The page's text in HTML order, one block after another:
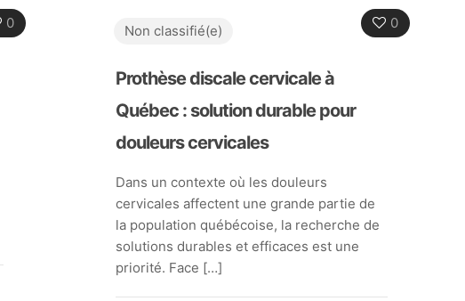
0 0
Non classifié(e)
Prothèse discale cervicale à
Québec : solution durable pour
douleurs cervicales
Dans un contexte où les douleurs
cervicales affectent une grande partie de
la population québécoise, la recherche de
solutions durables et efficaces est une
priorité. Face […]